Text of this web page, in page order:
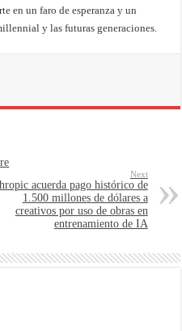
en un faro de esperanza y un
y las futuras generaciones.
Next
acuerda pago histórico de
1.500 millones de dólares a
creativos por uso de obras en
entrenamiento de IA